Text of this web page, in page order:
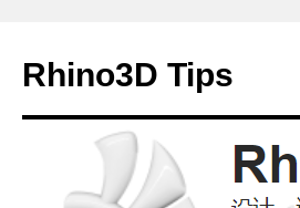
Rhino3D Tips